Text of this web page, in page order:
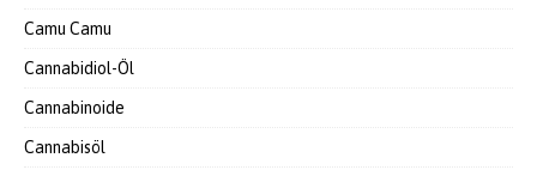
Camu Camu
Cannabidiol-Öl
Cannabinoide
Cannabisöl